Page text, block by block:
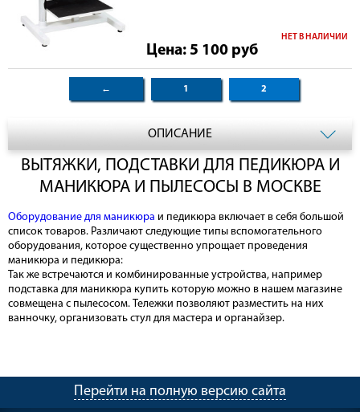
Цена: 5 100 руб
НЕТ В НАЛИЧИИ
← 1 2
ОПИСАНИЕ
ВЫТЯЖКИ, ПОДСТАВКИ ДЛЯ ПЕДИКЮРА И
МАНИКЮРА И ПЫЛЕСОСЫ В МОСКВЕ
Оборудование для маникюра и педикюра включает в себя большой
список товаров. Различают следующие типы вспомогательного
оборудования, которое существенно упрощает проведения
маникюра и педикюра:
Так же встречаются и комбинированные устройства, например
подставка для маникюра купить которую можно в нашем магазине
совмещена с пылесосом. Тележки позволяют разместить на них
ванночку, организовать стул для мастера и органайзер.
Перейти на полную версию сайта